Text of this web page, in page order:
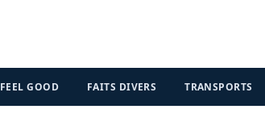
FEEL GOOD FAITS DIVERS TRANSPORTS